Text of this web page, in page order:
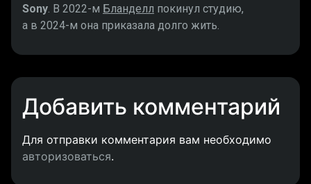
Sony. В 2022-м Бланделл покинул студию,
а в 2024-м она приказала долго жить.
Добавить комментарий
Для отправки комментария вам необходимо
авторизоваться.